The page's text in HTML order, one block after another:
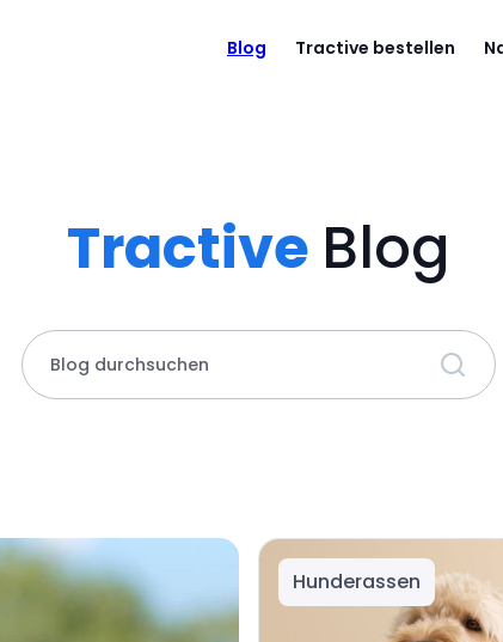
Blog Tractive bestellen
Tractive Blog
Blog durchsuchen
Hunderassen